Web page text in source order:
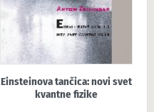
Einsteinova tančica: novi svet
kvantne fizike